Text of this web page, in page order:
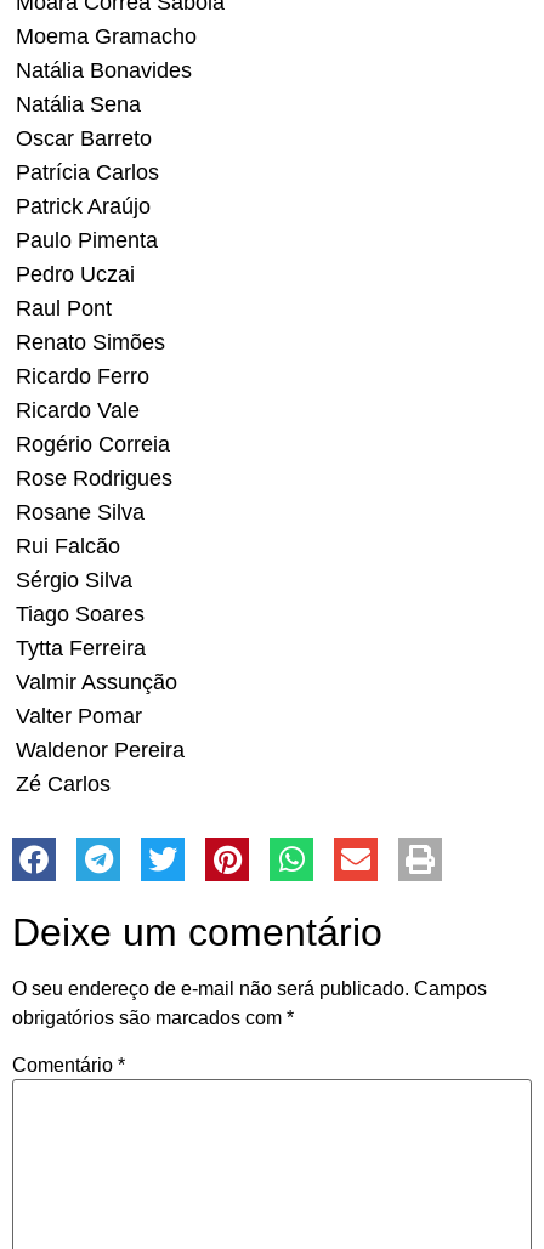
Moema Gramacho
Natália Bonavides
Natália Sena
Oscar Barreto
Patrícia Carlos
Patrick Araújo
Paulo Pimenta
Pedro Uczai
Raul Pont
Renato Simões
Ricardo Ferro
Ricardo Vale
Rogério Correia
Rose Rodrigues
Rosane Silva
Rui Falcão
Sérgio Silva
Tiago Soares
Tytta Ferreira
Valmir Assunção
Valter Pomar
Waldenor Pereira
Zé Carlos
Deixe um comentário
O seu endereço de e-mail não será publicado. Campos
obrigatórios são marcados com *
Comentário *